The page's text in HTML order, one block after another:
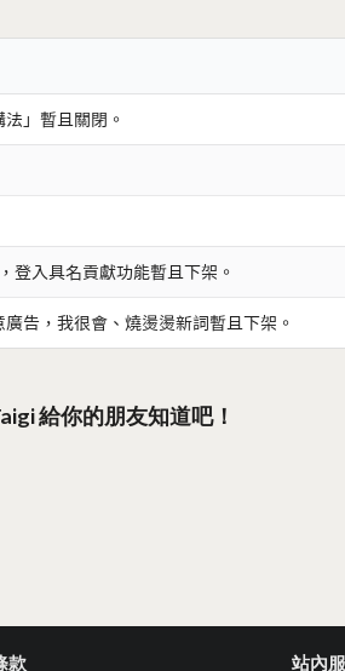
」暫且關閉。
登入具名貢獻功能暫且下架。
告，我很會、燒燙燙新詞暫且下架。
給你的朋友知道吧！
款 站內